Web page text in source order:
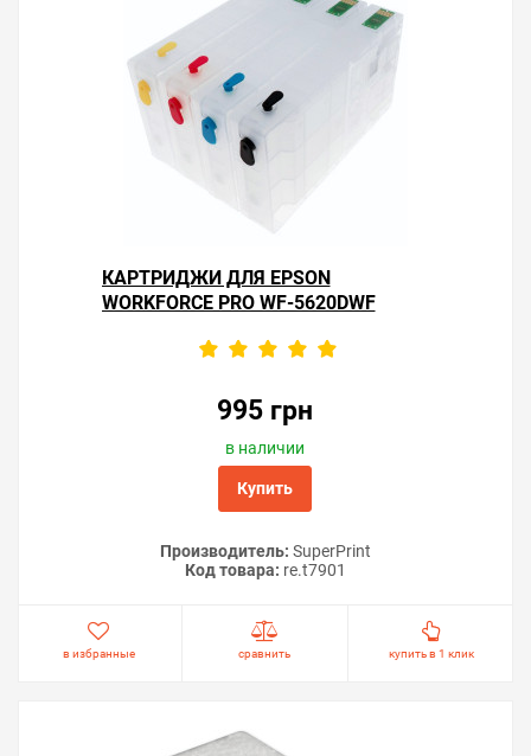
печатающей головки. Каждая прочистка тратит
3–5 % ресурса счётчика «памперса».
Используйте чернила проверенных
производителей, чтобы не приходилось
устранять засорение частыми прочистками.
Старайтесь печатать не реже одного раза в
неделю и чернила не будут засыхать в дюзах
Решили купить ёмкость отработанных чернил T6710
Мы ответим на вопросы и поможем сделать печать на
принтере экономичной.
КАРТРИДЖИ ДЛЯ EPSON
WORKFORCE PRO WF-5620DWF
995 грн
в наличии
Купить
Производитель: SuperPrint
Код товара: re.t7901
в избранные сравнить купить в 1 клик